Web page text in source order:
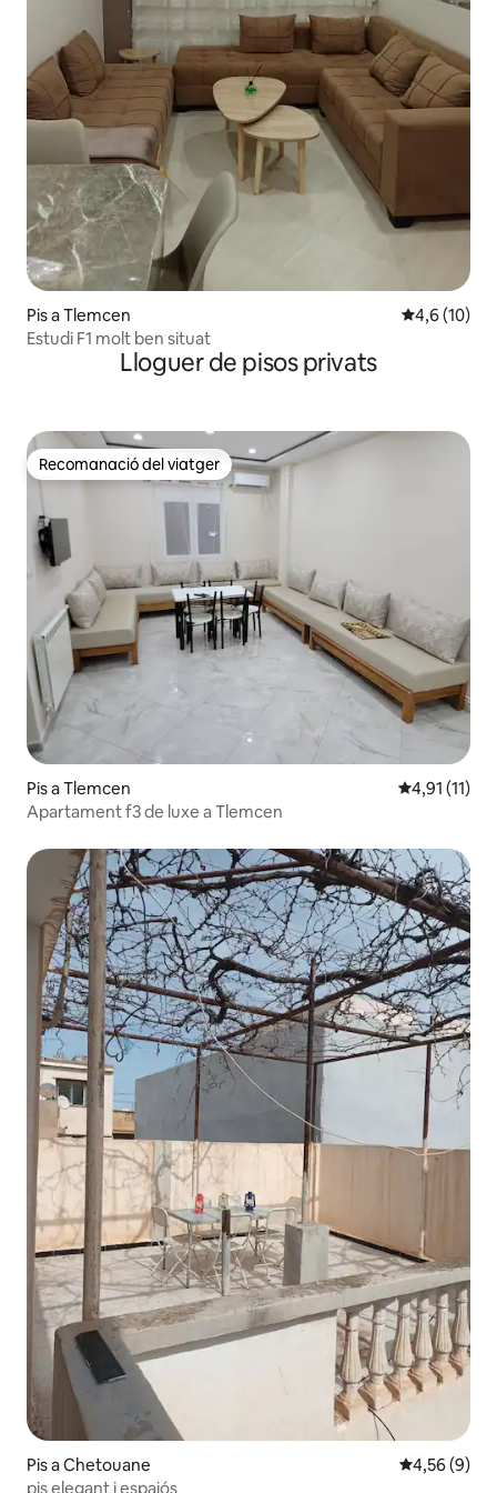
Pis a Tlemcen 4,6 de
4,6 (10)
Estudi F1 molt ben situat
Lloguer de pisos privats
Recomanació del viatger
Recomanació del viatger
Pis a Tlemcen 4,91 de
4,91 (11)
Apartament f3 de luxe a Tlemcen
Pis a Chetouane 4,56 de
4,56 (9)
pis elegant i espaiós